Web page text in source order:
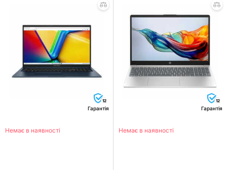
12
Гарантія
Немає в наявності
12
Гарантія
Немає в наявності